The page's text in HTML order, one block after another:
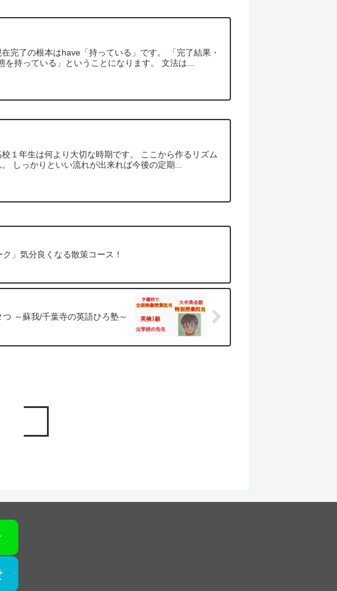
完了の根本はhave「持っている」です。 「完了結果・
持っている」ということになります。 文法は...
１年生は何より大切な時期です。 ここから作るリズム
しっかりといい流れが出来れば今後の定期...
」気分良くなる散策コース！
～蘇我/千葉寺の英語ひろ塾～